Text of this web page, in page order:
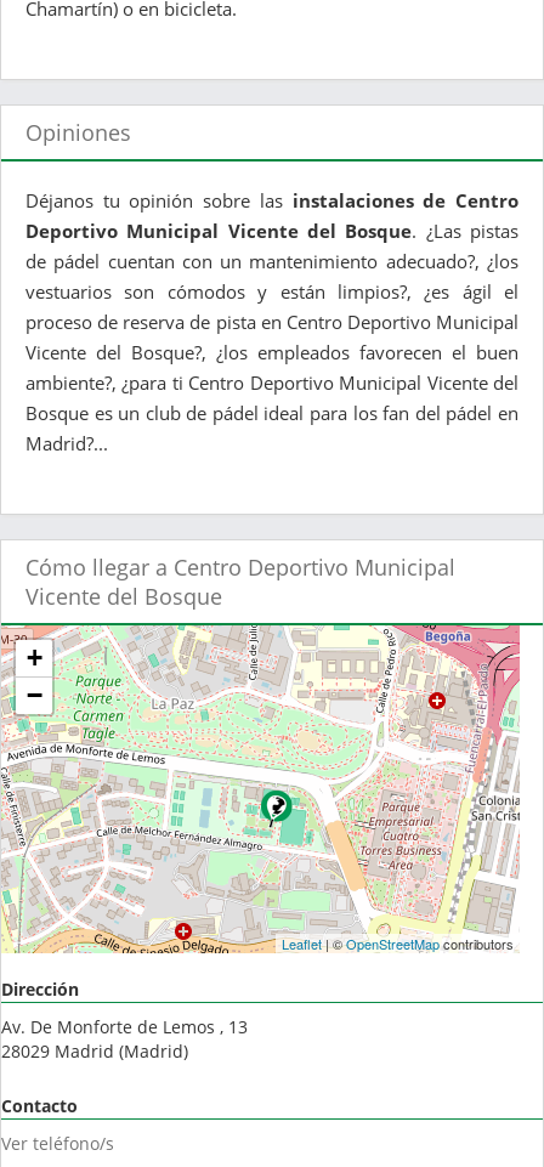
Chamartín) o en bicicleta.
Opiniones
Déjanos tu opinión sobre las instalaciones de Centro
Deportivo Municipal Vicente del Bosque. ¿Las pistas
de pádel cuentan con un mantenimiento adecuado?, ¿los
vestuarios son cómodos y están limpios?, ¿es ágil el
proceso de reserva de pista en Centro Deportivo Municipal
Vicente del Bosque?, ¿los empleados favorecen el buen
ambiente?, ¿para ti Centro Deportivo Municipal Vicente del
Bosque es un club de pádel ideal para los fan del pádel en
Madrid?...
Cómo llegar a Centro Deportivo Municipal
Vicente del Bosque
+
−
Leaflet| ©OpenStreetMapcontributors
Dirección
Av. De Monforte de Lemos , 13
28029 Madrid (Madrid)
Contacto
Ver teléfono/s